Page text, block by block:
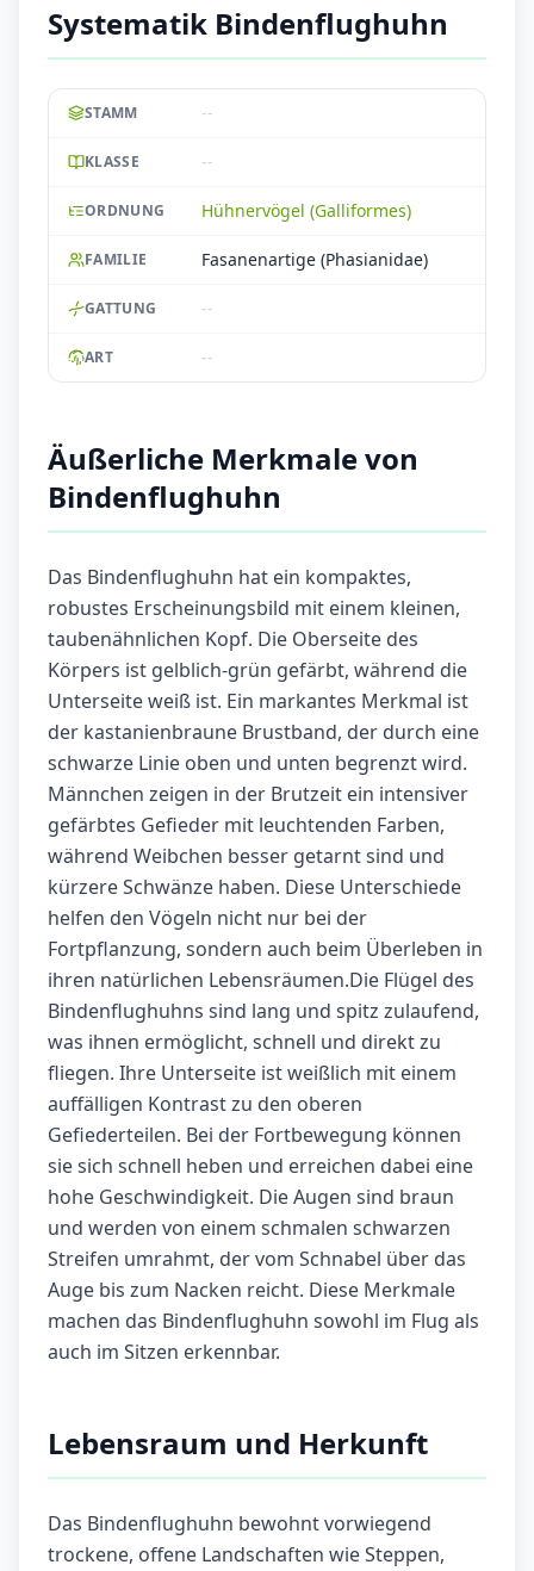
Systematik Bindenflughuhn
STAMM --
KLASSE --
ORDNUNG Hühnervögel (Galliformes)
FAMILIE Fasanenartige (Phasianidae)
GATTUNG --
ART --
Äußerliche Merkmale von
Bindenflughuhn
Das Bindenflughuhn hat ein kompaktes,
robustes Erscheinungsbild mit einem kleinen,
taubenähnlichen Kopf. Die Oberseite des
Körpers ist gelblich-grün gefärbt, während die
Unterseite weiß ist. Ein markantes Merkmal ist
der kastanienbraune Brustband, der durch eine
schwarze Linie oben und unten begrenzt wird.
Männchen zeigen in der Brutzeit ein intensiver
gefärbtes Gefieder mit leuchtenden Farben,
während Weibchen besser getarnt sind und
kürzere Schwänze haben. Diese Unterschiede
helfen den Vögeln nicht nur bei der
Fortpflanzung, sondern auch beim Überleben in
ihren natürlichen Lebensräumen.Die Flügel des
Bindenflughuhns sind lang und spitz zulaufend,
was ihnen ermöglicht, schnell und direkt zu
fliegen. Ihre Unterseite ist weißlich mit einem
auffälligen Kontrast zu den oberen
Gefiederteilen. Bei der Fortbewegung können
sie sich schnell heben und erreichen dabei eine
hohe Geschwindigkeit. Die Augen sind braun
und werden von einem schmalen schwarzen
Streifen umrahmt, der vom Schnabel über das
Auge bis zum Nacken reicht. Diese Merkmale
machen das Bindenflughuhn sowohl im Flug als
auch im Sitzen erkennbar.
Lebensraum und Herkunft
Das Bindenflughuhn bewohnt vorwiegend
trockene, offene Landschaften wie Steppen,